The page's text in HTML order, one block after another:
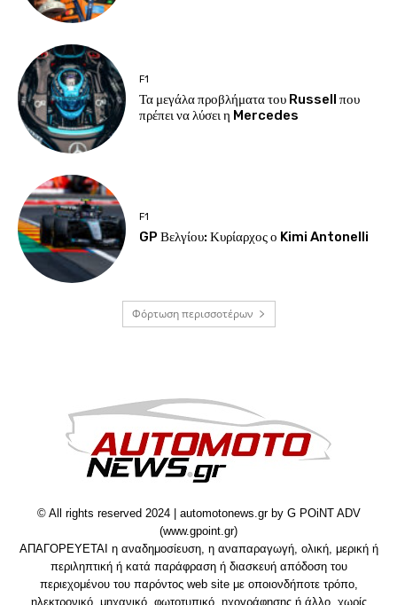
F1
Τα μεγάλα προβλήματα του Russell που
πρέπει να λύσει η Mercedes
F1
GP Βελγίου: Κυρίαρχος ο Kimi Antonelli
Φόρτωση περισσοτέρων
© All rights reserved 2024 | automotonews.gr by G POiNT ADV
(www.gpoint.gr)
ΑΠΑΓΟΡΕΥΕΤΑΙ η αναδημοσίευση, η αναπαραγωγή, ολική, μερική ή
περιληπτική ή κατά παράφραση ή διασκευή απόδοση του
περιεχομένου του παρόντος web site με οποιονδήποτε τρόπο,
ηλεκτρονικό, μηχανικό, φωτοτυπικό, ηχογράφησης ή άλλο, χωρίς